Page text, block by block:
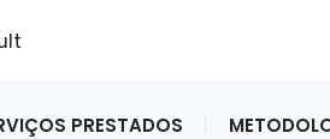
PRESTADOS